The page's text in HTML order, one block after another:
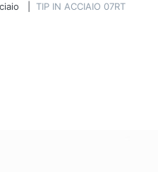
TIP IN ACCIAIO 07RT